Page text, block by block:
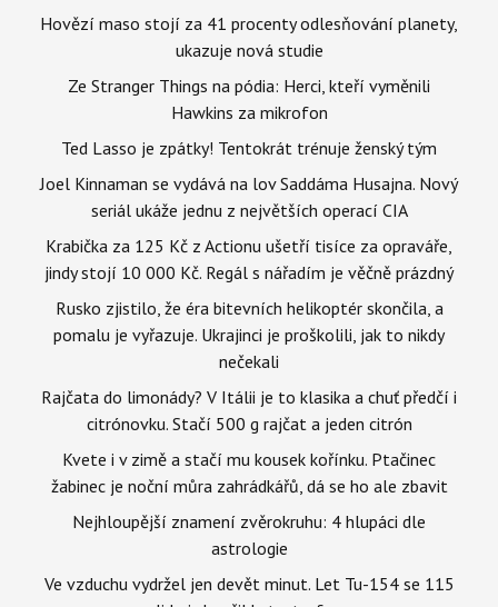
Hovězí maso stojí za 41 procenty odlesňování planety,
ukazuje nová studie
Ze Stranger Things na pódia: Herci, kteří vyměnili
Hawkins za mikrofon
Ted Lasso je zpátky! Tentokrát trénuje ženský tým
Joel Kinnaman se vydává na lov Saddáma Husajna. Nový
seriál ukáže jednu z největších operací CIA
Krabička za 125 Kč z Actionu ušetří tisíce za opraváře,
jindy stojí 10 000 Kč. Regál s nářadím je věčně prázdný
Rusko zjistilo, že éra bitevních helikoptér skončila, a
pomalu je vyřazuje. Ukrajinci je proškolili, jak to nikdy
nečekali
Rajčata do limonády? V Itálii je to klasika a chuť předčí i
citrónovku. Stačí 500 g rajčat a jeden citrón
Kvete i v zimě a stačí mu kousek kořínku. Ptačinec
žabinec je noční můra zahrádkářů, dá se ho ale zbavit
Nejhloupější znamení zvěrokruhu: 4 hlupáci dle
astrologie
Ve vzduchu vydržel jen devět minut. Let Tu-154 se 115